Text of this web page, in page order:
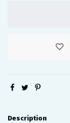
Description